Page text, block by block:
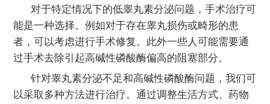
对于特定情况下的低睾丸素分泌问题，手术治疗可
能是一种选择。例如对于存在睾丸损伤或畸形的患
者，可以考虑进行手术修复。此外一些人可能需要通
过手术去除引起高碱性磷酸酶偏高的阻塞部分。
针对睾丸素分泌不足和高碱性磷酸酶问题，我们可
以采取多种方法进行治疗。通过调整生活方式、药物